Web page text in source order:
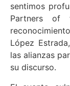
sentimos
Partners of
López
las alianzas
su discurso.